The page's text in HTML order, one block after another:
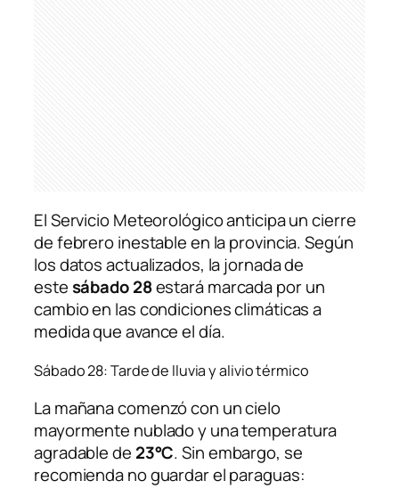
El Servicio Meteorológico anticipa un cierre
de febrero inestable en la provincia. Según
los datos actualizados, la jornada de
estesábado 28estará marcada por un
cambio en las condiciones climáticas a
medida que avance el día.
Sábado 28: Tarde de lluvia y alivio térmico
La mañana comenzó con un cielo
mayormente nublado y una temperatura
agradable de 23°C. Sin embargo, se
recomienda no guardar el paraguas: